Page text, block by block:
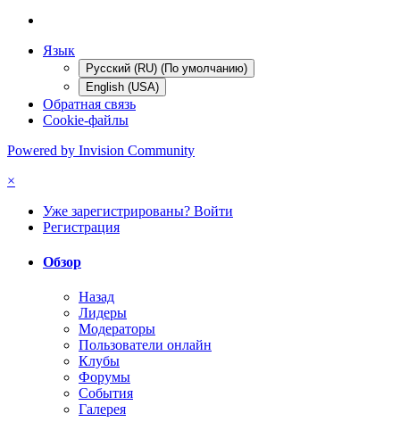
Язык
Русский (RU) (По умолчанию)
English (USA)
Обратная связь
Cookie-файлы
Powered by Invision Community
×
Уже зарегистрированы? Войти
Регистрация
Обзор
Назад
Лидеры
Модераторы
Пользователи онлайн
Клубы
Форумы
События
Галерея